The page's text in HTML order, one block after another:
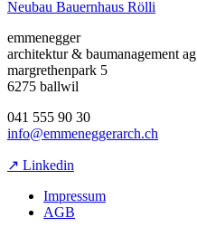
Neubau Bauernhaus Rölli
emmenegger
architektur & baumanagement ag
margrethenpark 5
6275 ballwil
041 555 90 30
info@emmeneggerarch.ch
↗ Linkedin
Impressum
AGB